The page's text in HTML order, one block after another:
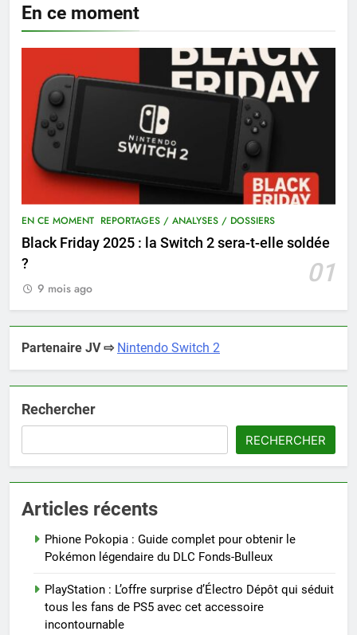
En ce moment
EN CE MOMENT REPORTAGES / ANALYSES / DOSSIERS
Black Friday 2025 : la Switch 2 sera-t-elle soldée
?
01
9 mois ago
Partenaire JV ⇨ Nintendo Switch 2
Rechercher
RECHERCHER
Articles récents
Phione Pokopia : Guide complet pour obtenir le
Pokémon légendaire du DLC Fonds-Bulleux
PlayStation : L’offre surprise d’Électro Dépôt qui séduit
tous les fans de PS5 avec cet accessoire
incontournable